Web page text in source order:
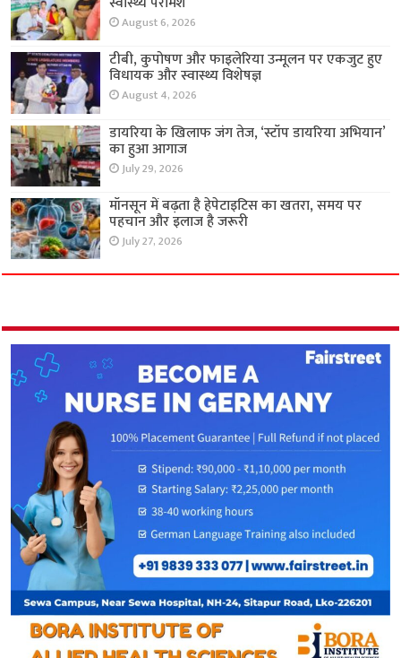
August 6, 2026
टीबी, कुपोषण और फाइलेरिया उन्मूलन पर एकजुट हुए
विधायक और स्वास्थ्य विशेषज्ञ
August 4, 2026
डायरिया के खिलाफ जंग तेज, ‘स्टॉप डायरिया अभियान’
का हुआ आगाज
July 29, 2026
मॉनसून में बढ़ता है हेपेटाइटिस का खतरा, समय पर
पहचान और इलाज है जरूरी
July 27, 2026